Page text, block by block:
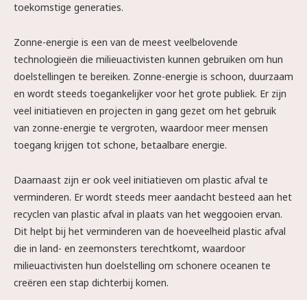
toekomstige generaties.
Zonne-energie is een van de meest veelbelovende
technologieën die milieuactivisten kunnen gebruiken om hun
doelstellingen te bereiken. Zonne-energie is schoon, duurzaam
en wordt steeds toegankelijker voor het grote publiek. Er zijn
veel initiatieven en projecten in gang gezet om het gebruik
van zonne-energie te vergroten, waardoor meer mensen
toegang krijgen tot schone, betaalbare energie.
Daarnaast zijn er ook veel initiatieven om plastic afval te
verminderen. Er wordt steeds meer aandacht besteed aan het
recyclen van plastic afval in plaats van het weggooien ervan.
Dit helpt bij het verminderen van de hoeveelheid plastic afval
die in land- en zeemonsters terechtkomt, waardoor
milieuactivisten hun doelstelling om schonere oceanen te
creëren een stap dichterbij komen.